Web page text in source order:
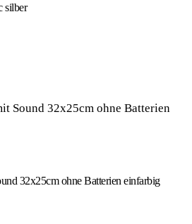
silber
32x25cm ohne Batterien einfarbig